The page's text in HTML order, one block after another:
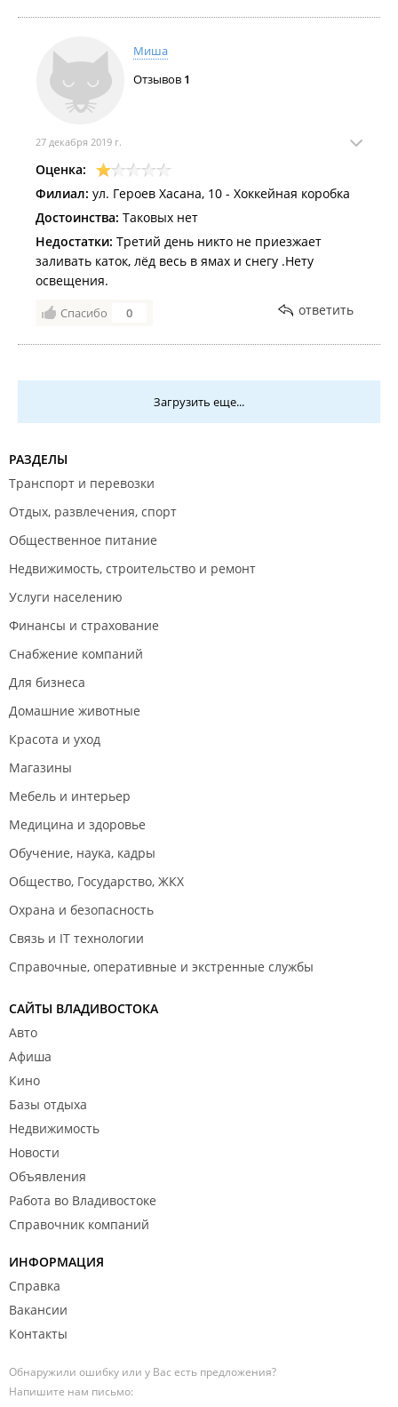
Миша
Отзывов 1
27 декабря 2019 г.
Оценка:
Филиал: ул. Героев Хасана, 10 - Хоккейная коробка
Достоинства: Таковых нет
Недостатки: Третий день никто не приезжает
заливать каток, лёд весь в ямах и снегу .Нету
освещения.
Спасибо 0 ответить
Загрузить еще...
РАЗДЕЛЫ
Транспорт и перевозки
Отдых, развлечения, спорт
Общественное питание
Недвижимость, строительство и ремонт
Услуги населению
Финансы и страхование
Снабжение компаний
Для бизнеса
Домашние животные
Красота и уход
Магазины
Мебель и интерьер
Медицина и здоровье
Обучение, наука, кадры
Общество, Государство, ЖКХ
Охрана и безопасность
Связь и IT технологии
Справочные, оперативные и экстренные службы
САЙТЫ ВЛАДИВОСТОКА
Авто
Афиша
Кино
Базы отдыха
Недвижимость
Новости
Объявления
Работа во Владивостоке
Справочник компаний
ИНФОРМАЦИЯ
Справка
Вакансии
Контакты
Обнаружили ошибку или у Вас есть предложения?
Напишите нам письмо: